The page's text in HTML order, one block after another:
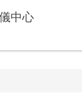
中心